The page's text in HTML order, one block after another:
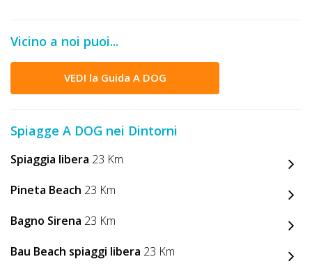
Registrati
Vicino a noi puoi...
VEDI la Guida A DOG
Spiagge A DOG nei Dintorni
Spiaggia libera 23 Km
Pineta Beach 23 Km
Bagno Sirena 23 Km
Bau Beach spiaggi libera 23 Km